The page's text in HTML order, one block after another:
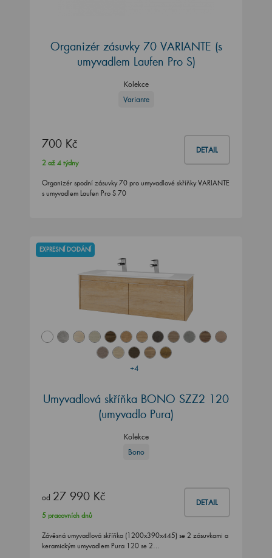
Organizér zásuvky 70 VARIANTE (s
umyvadlem Laufen Pro S)
Kolekce
Variante
700 Kč DETAIL
2 až 4 týdny
Organizér spodní zásuvky 70 pro umyvadlové skříňky VARIANTE
s umyvadlem Laufen Pro S 70
+4
EXPRESNÍ DODÁNÍ
Umyvadlová skříňka BONO SZZ2 120
(umyvadlo Pura)
Kolekce
Bono
od 27 990 Kč DETAIL
5 pracovních dnů
Závěsná umyvadlová skříňka (1200x390x445) se 2 zásuvkami a
keramickým umyvadlem Pura 120 se 2…